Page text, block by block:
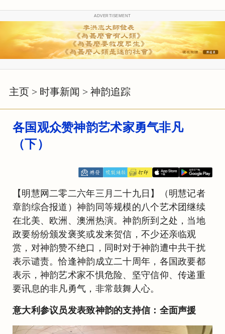
ADVERTISEMENT
主页 > 时事新闻 > 神韵追踪
各国观众赞神韵艺术家勇气非凡
（下）
【明慧网二零二六年三月二十九日】（明慧记者
章韵综合报道）神韵同等规模的八个艺术团继续
在北美、欧洲、澳洲热演。神韵所到之处，当地
政要纷纷颁发褒奖或发来贺信，不少还亲临观
赏，对神韵赞不绝口，同时对于神韵遭中共干扰
表示谴责。恰逢神韵成立二十周年，各国政要都
表示，神韵艺术家不惧危险、坚守信仰、传递重
要讯息的非凡勇气，非常鼓舞人心。
意大利参议员发表致神韵的支持信：全面声援